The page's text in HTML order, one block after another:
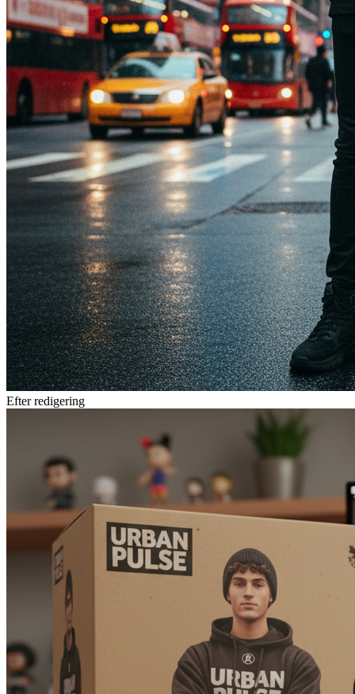
Efter redigering